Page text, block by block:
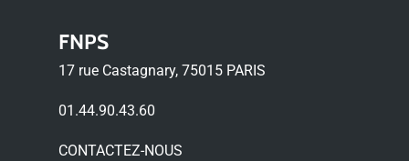
FNPS
17 rue Castagnary, 75015 PARIS
01.44.90.43.60
CONTACTEZ-NOUS